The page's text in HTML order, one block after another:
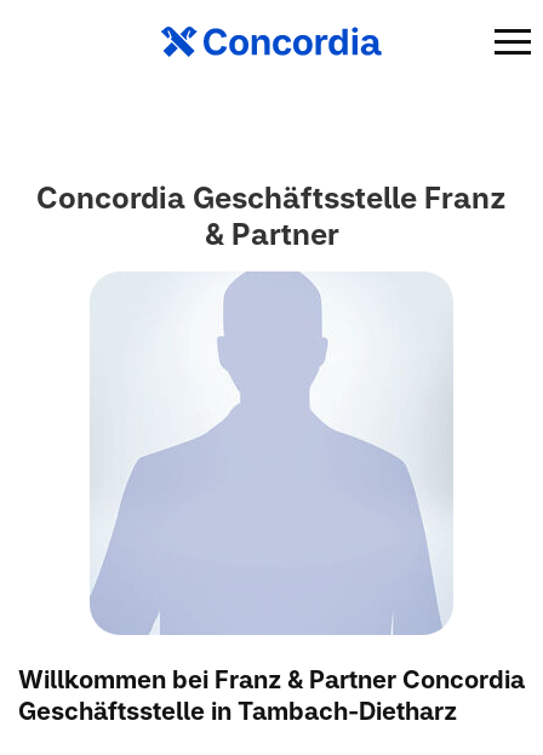
Concordia Geschäftsstelle Franz
& Partner
Willkommen bei Franz & Partner Concordia
Geschäftsstelle in Tambach-Dietharz